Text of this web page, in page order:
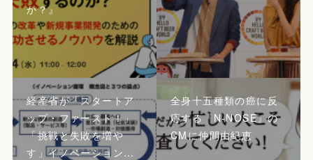
か？』
経産省が「スタートア
ップ・ファースト！」
「挑戦と失敗を増や
す」イノベーション…
全身十五種類の癌に反
応する『N-NOSE』の
CMに仲間由紀恵